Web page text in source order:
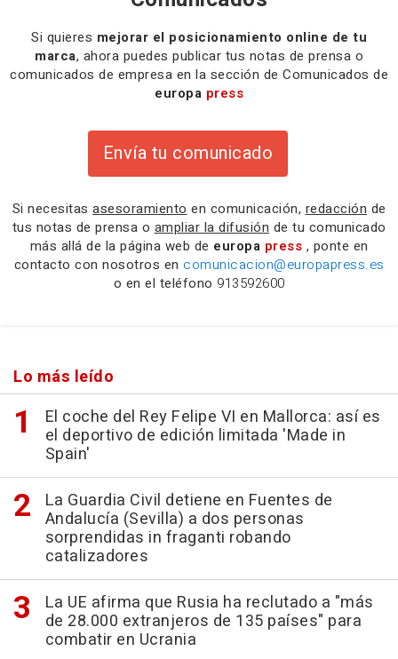
Si quieres mejorar el posicionamiento online de tu
marca, ahora puedes publicar tus notas de prensa o
comunicados de empresa en la sección de Comunicados de
europa press
Envía tu comunicado
Si necesitas asesoramiento en comunicación, redacción de
tus notas de prensa o ampliar la difusión de tu comunicado
más allá de la página web de europa press , ponte en
contacto con nosotros en comunicacion@europapress.es
o en el teléfono 913592600
Lo más leído
El coche del Rey Felipe VI en Mallorca: así es
el deportivo de edición limitada 'Made in
Spain'
La Guardia Civil detiene en Fuentes de
Andalucía (Sevilla) a dos personas
sorprendidas in fraganti robando
catalizadores
La UE afirma que Rusia ha reclutado a "más
de 28.000 extranjeros de 135 países" para
combatir en Ucrania